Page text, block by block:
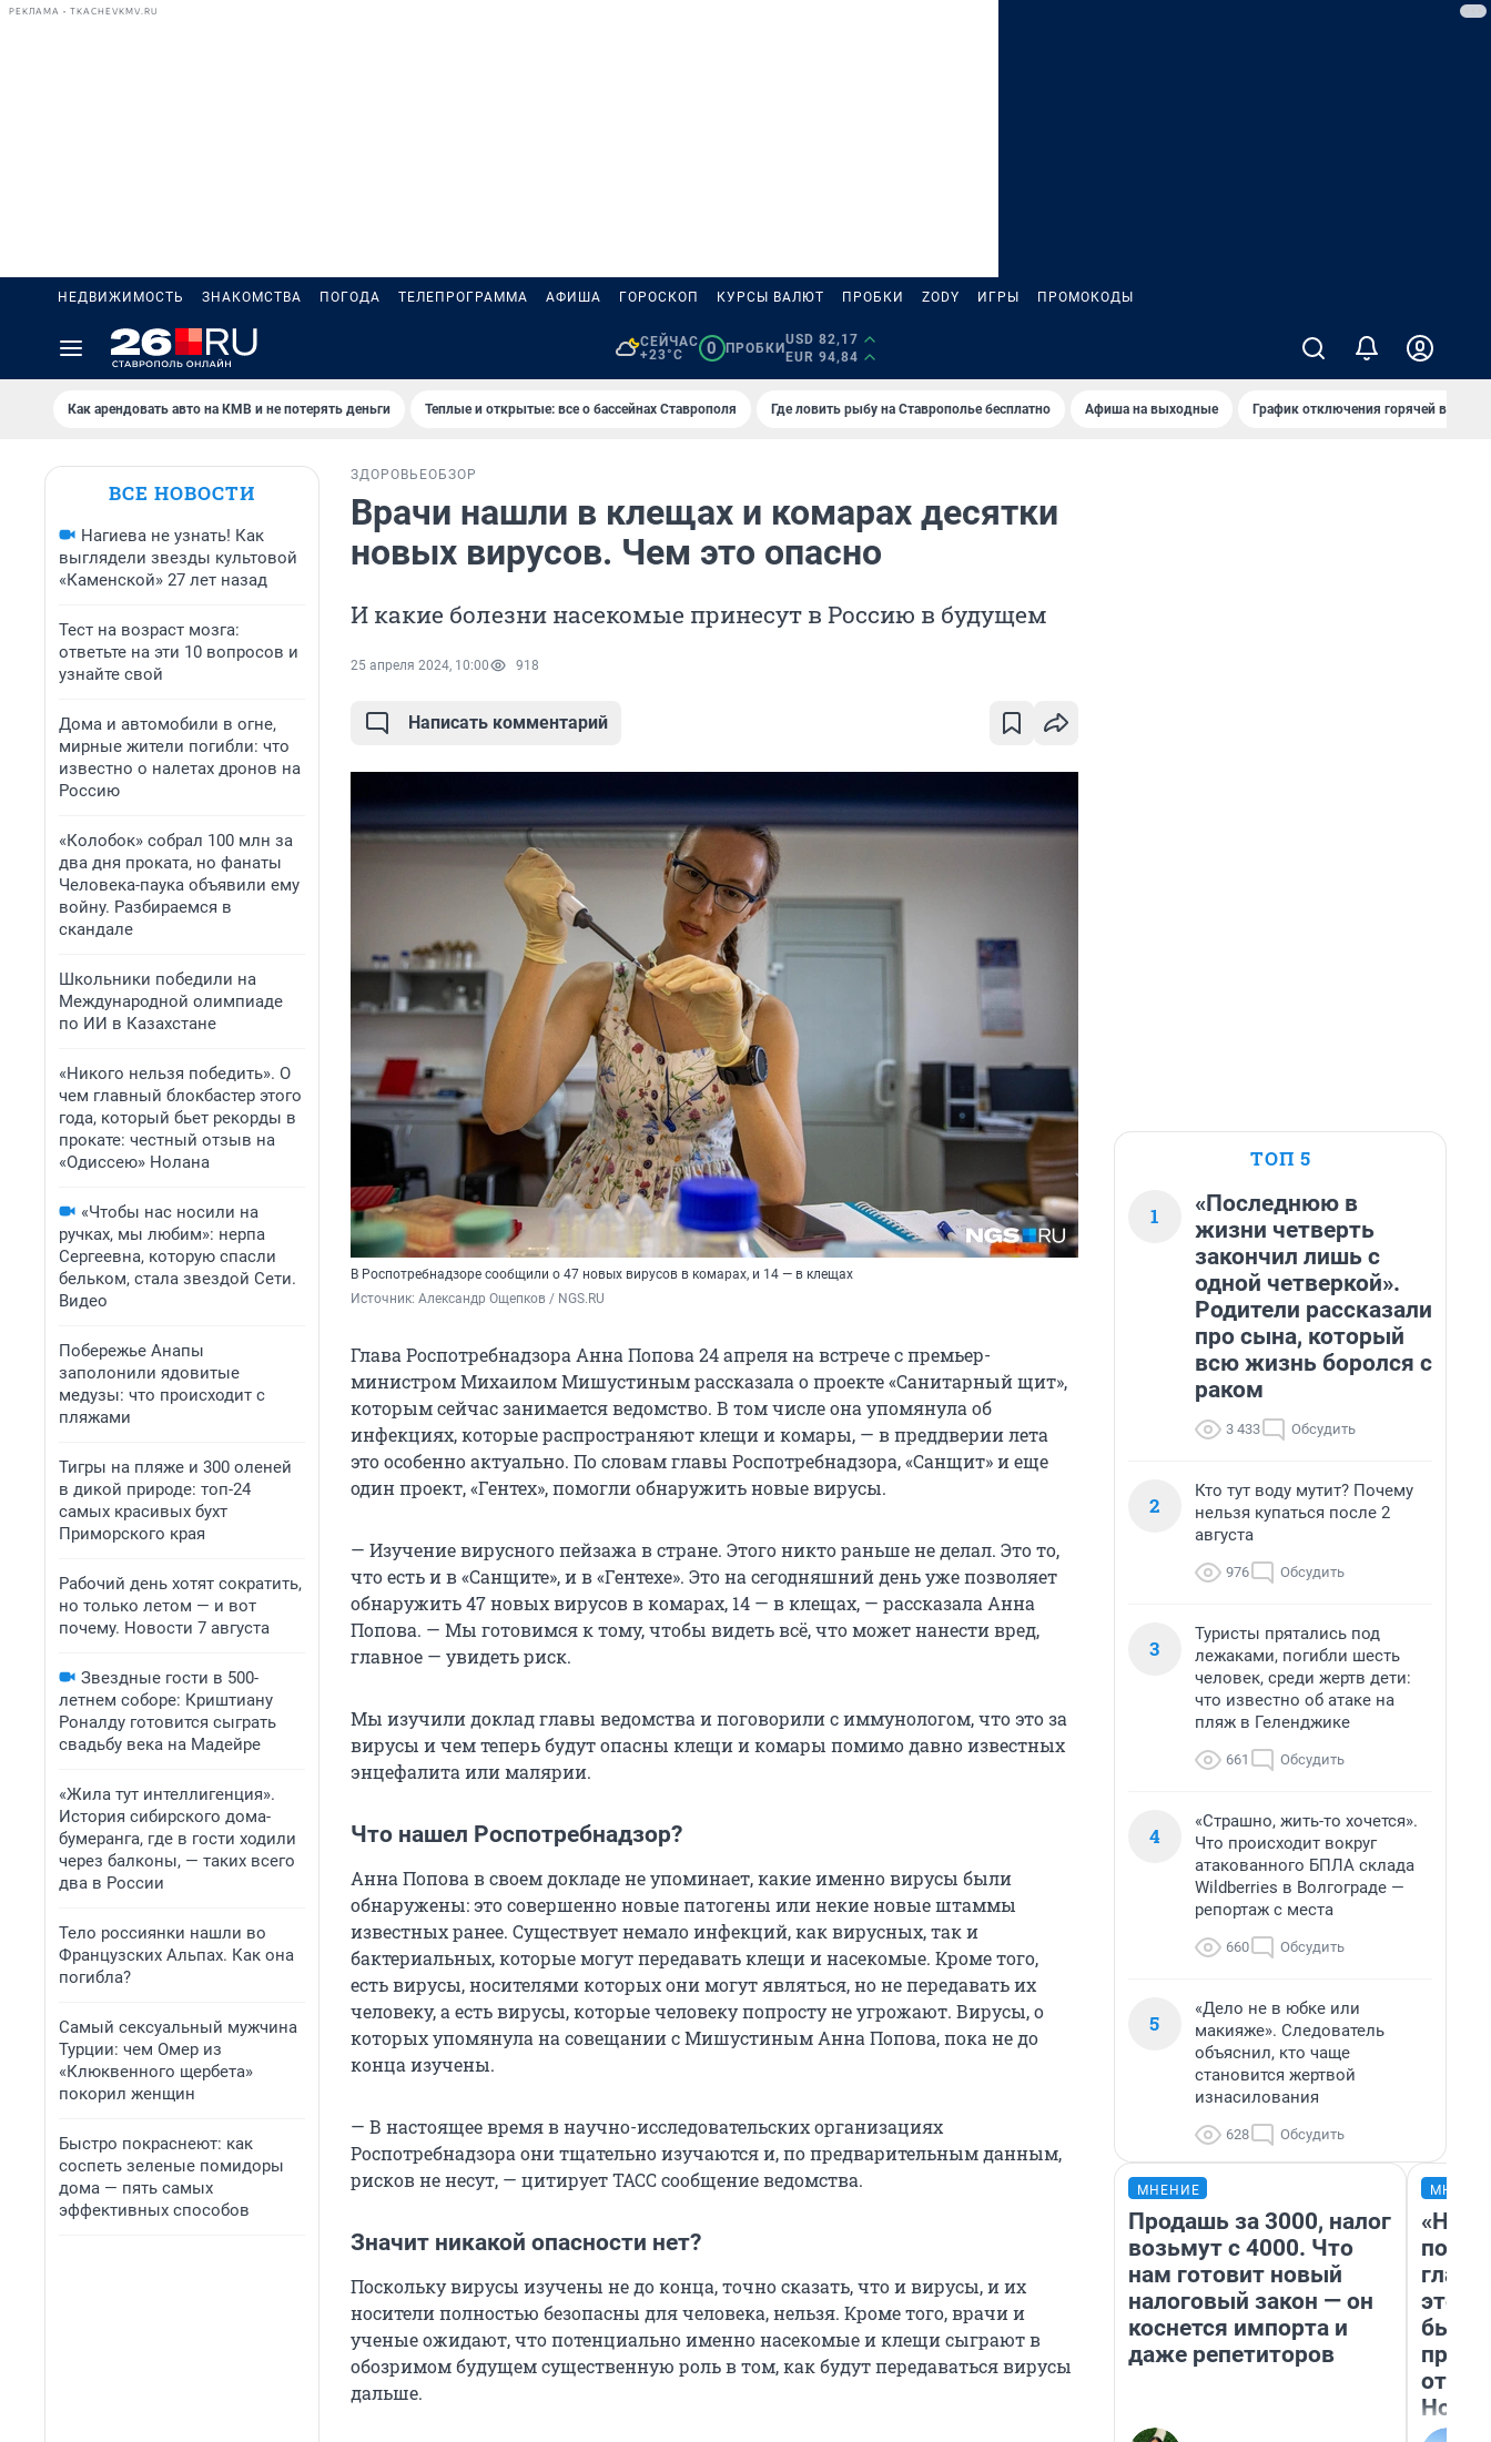
РЕКЛАМА • TKACHEVKMV.RU
НЕДВИЖИМОСТЬ ЗНАКОМСТВА ПОГОДА ТЕЛЕПРОГРАММА АФИША ГОРОСКОП КУРСЫ ВАЛЮТ ПРОБКИ ZODY ИГРЫ ПРОМОКОДЫ
СЕЙЧАС
+23°C
0 ПРОБКИ
USD 82,17
EUR 94,84
Как арендовать авто на КМВ и не потерять деньги Теплые и открытые: все о бассейнах Ставрополя Где ловить рыбу на Ставрополье бесплатно Афиша на выходные График отключения горячей воды в
ВСЕ НОВОСТИ
Нагиева не узнать! Как
выглядели звезды культовой
«Каменской» 27 лет назад
Тест на возраст мозга:
ответьте на эти 10 вопросов и
узнайте свой
Дома и автомобили в огне,
мирные жители погибли: что
известно о налетах дронов на
Россию
«Колобок» собрал 100 млн за
два дня проката, но фанаты
Человека-паука объявили ему
войну. Разбираемся в
скандале
Школьники победили на
Международной олимпиаде
по ИИ в Казахстане
«Никого нельзя победить». О
чем главный блокбастер этого
года, который бьет рекорды в
прокате: честный отзыв на
«Одиссею» Нолана
«Чтобы нас носили на
ручках, мы любим»: нерпа
Сергеевна, которую спасли
бельком, стала звездой Сети.
Видео
Побережье Анапы
заполонили ядовитые
медузы: что происходит с
пляжами
Тигры на пляже и 300 оленей
в дикой природе: топ-24
самых красивых бухт
Приморского края
Рабочий день хотят сократить,
но только летом — и вот
почему. Новости 7 августа
Звездные гости в 500-
летнем соборе: Криштиану
Роналду готовится сыграть
свадьбу века на Мадейре
«Жила тут интеллигенция».
История сибирского дома-
бумеранга, где в гости ходили
через балконы, — таких всего
два в России
Тело россиянки нашли во
Французских Альпах. Как она
погибла?
Самый сексуальный мужчина
Турции: чем Омер из
«Клюквенного щербета»
покорил женщин
Быстро покраснеют: как
соспеть зеленые помидоры
дома — пять самых
эффективных способов
ЗДОРОВЬЕОБЗОР
Врачи нашли в клещах и комарах десятки
новых вирусов. Чем это опасно
И какие болезни насекомые принесут в Россию в будущем
25 апреля 2024, 10:00 918
Написать комментарий
В Роспотребнадзоре сообщили о 47 новых вирусов в комарах, и 14 — в клещах
Источник: Александр Ощепков / NGS.RU
Глава Роспотребнадзора Анна Попова 24 апреля на встрече с премьер-
министром Михаилом Мишустиным рассказала о проекте «Санитарный щит»,
которым сейчас занимается ведомство. В том числе она упомянула об
инфекциях, которые распространяют клещи и комары, — в преддверии лета
это особенно актуально. По словам главы Роспотребнадзора, «Санщит» и еще
один проект, «Гентех», помогли обнаружить новые вирусы.
— Изучение вирусного пейзажа в стране. Этого никто раньше не делал. Это то,
что есть и в «Санщите», и в «Гентехе». Это на сегодняшний день уже позволяет
обнаружить 47 новых вирусов в комарах, 14 — в клещах, — рассказала Анна
Попова. — Мы готовимся к тому, чтобы видеть всё, что может нанести вред,
главное — увидеть риск.
Мы изучили доклад главы ведомства и поговорили с иммунологом, что это за
вирусы и чем теперь будут опасны клещи и комары помимо давно известных
энцефалита или малярии.
Что нашел Роспотребнадзор?
Анна Попова в своем докладе не упоминает, какие именно вирусы были
обнаружены: это совершенно новые патогены или некие новые штаммы
известных ранее. Существует немало инфекций, как вирусных, так и
бактериальных, которые могут передавать клещи и насекомые. Кроме того,
есть вирусы, носителями которых они могут являться, но не передавать их
человеку, а есть вирусы, которые человеку попросту не угрожают. Вирусы, о
которых упомянула на совещании с Мишустиным Анна Попова, пока не до
конца изучены.
— В настоящее время в научно-исследовательских организациях
Роспотребнадзора они тщательно изучаются и, по предварительным данным,
рисков не несут, — цитирует ТАСС сообщение ведомства.
Значит никакой опасности нет?
Поскольку вирусы изучены не до конца, точно сказать, что и вирусы, и их
носители полностью безопасны для человека, нельзя. Кроме того, врачи и
ученые ожидают, что потенциально именно насекомые и клещи сыграют в
обозримом будущем существенную роль в том, как будут передаваться вирусы
дальше.
ТОП 5
1
«Последнюю в
жизни четверть
закончил лишь с
одной четверкой».
Родители рассказали
про сына, который
всю жизнь боролся с
раком
3 433 Обсудить
2
Кто тут воду мутит? Почему
нельзя купаться после 2
августа
976 Обсудить
3
Туристы прятались под
лежаками, погибли шесть
человек, среди жертв дети:
что известно об атаке на
пляж в Геленджике
661 Обсудить
4
«Страшно, жить-то хочется».
Что происходит вокруг
атакованного БПЛА склада
Wildberries в Волгограде —
репортаж с места
660 Обсудить
5
«Дело не в юбке или
макияже». Следователь
объяснил, кто чаще
становится жертвой
изнасилования
628 Обсудить
МНЕНИЕ
Продашь за 3000, налог
возьмут с 4000. Что
нам готовит новый
налоговый закон — он
коснется импорта и
даже репетиторов
этого
бьет